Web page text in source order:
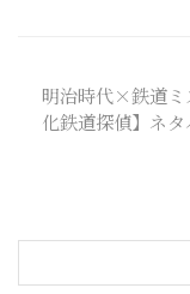
明治時代×鉄道ミ
化鉄道探偵】ネタ